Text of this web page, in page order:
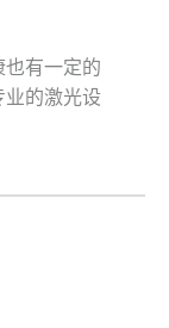
有一定的
的激光设